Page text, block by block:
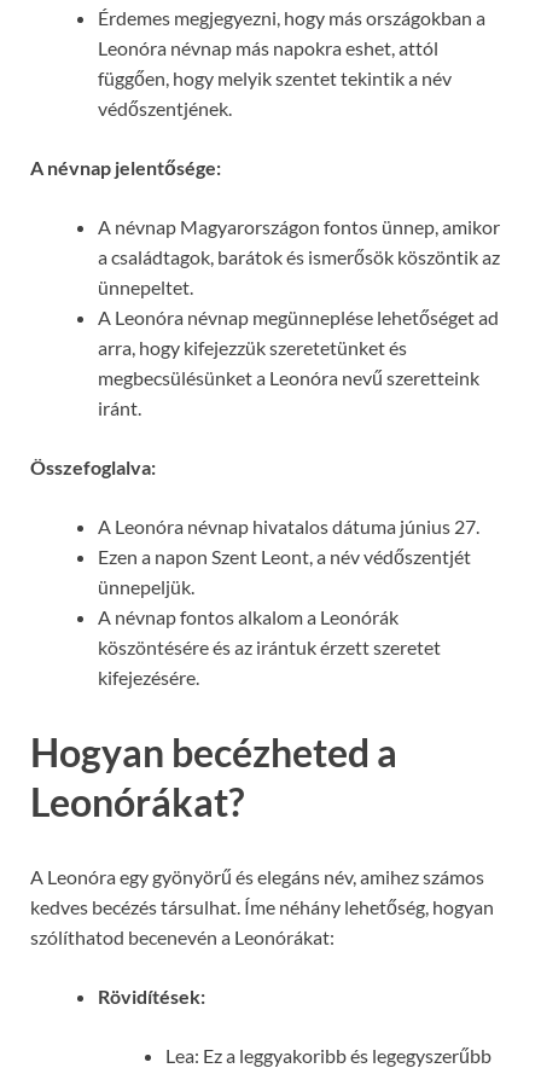
Érdemes megjegyezni, hogy más országokban a
Leonóra névnap más napokra eshet, attól
függően, hogy melyik szentet tekintik a név
védőszentjének.
A névnap jelentősége:
A névnap Magyarországon fontos ünnep, amikor
a családtagok, barátok és ismerősök köszöntik az
ünnepeltet.
A Leonóra névnap megünneplése lehetőséget ad
arra, hogy kifejezzük szeretetünket és
megbecsülésünket a Leonóra nevű szeretteink
iránt.
Összefoglalva:
A Leonóra névnap hivatalos dátuma június 27.
Ezen a napon Szent Leont, a név védőszentjét
ünnepeljük.
A névnap fontos alkalom a Leonórák
köszöntésére és az irántuk érzett szeretet
kifejezésére.
Hogyan becézheted a
Leonórákat?
A Leonóra egy gyönyörű és elegáns név, amihez számos
kedves becézés társulhat. Íme néhány lehetőség, hogyan
szólíthatod becenevén a Leonórákat:
Rövidítések:
Lea: Ez a leggyakoribb és legegyszerűbb